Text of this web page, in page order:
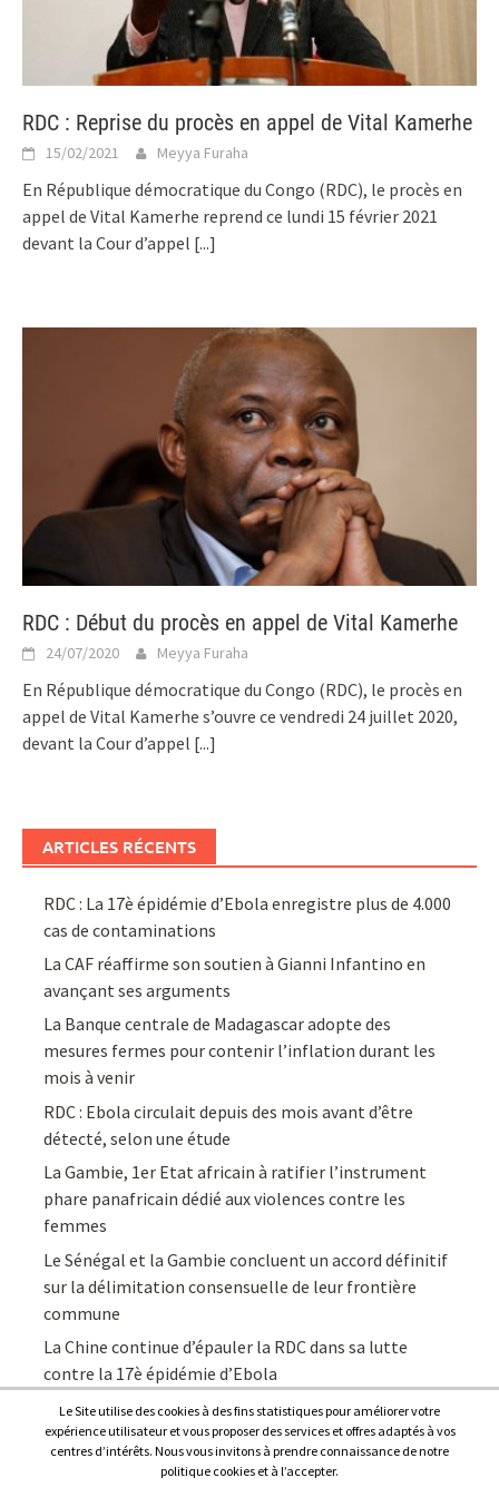
RDC : Reprise du procès en appel de Vital Kamerhe
15/02/2021 Meyya Furaha
En République démocratique du Congo (RDC), le procès en
appel de Vital Kamerhe reprend ce lundi 15 février 2021
devant la Cour d’appel [...]
RDC : Début du procès en appel de Vital Kamerhe
24/07/2020 Meyya Furaha
En République démocratique du Congo (RDC), le procès en
appel de Vital Kamerhe s’ouvre ce vendredi 24 juillet 2020,
devant la Cour d’appel [...]
ARTICLES RÉCENTS
RDC : La 17è épidémie d’Ebola enregistre plus de 4.000
cas de contaminations
La CAF réaffirme son soutien à Gianni Infantino en
avançant ses arguments
La Banque centrale de Madagascar adopte des
mesures fermes pour contenir l’inflation durant les
mois à venir
RDC : Ebola circulait depuis des mois avant d’être
détecté, selon une étude
La Gambie, 1er Etat africain à ratifier l’instrument
phare panafricain dédié aux violences contre les
femmes
Le Sénégal et la Gambie concluent un accord définitif
sur la délimitation consensuelle de leur frontière
commune
La Chine continue d’épauler la RDC dans sa lutte
contre la 17è épidémie d’Ebola
Le Site utilise des cookies à des fins statistiques pour améliorer votre
expérience utilisateur et vous proposer des services et offres adaptés à vos
centres d’intérêts. Nous vous invitons à prendre connaissance de notre
politique cookies et à l’accepter.